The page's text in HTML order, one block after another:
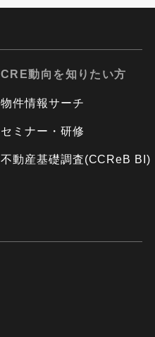
CRE動向を知りたい方
物件情報サーチ
セミナー・研修
不動産基礎調査(CCReB BI)